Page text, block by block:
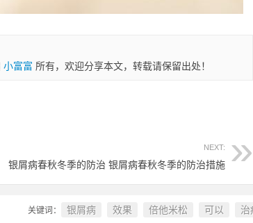
小富富 所有，欢迎分享本文，转载请保留出处！
NEXT:
银屑病春秋冬季的防治 银屑病春秋冬季的防治措施
关键词： 银屑病 效果 倍他米松 可以 治